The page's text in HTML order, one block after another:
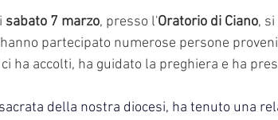
sabato 7 marzo, presso l'Oratorio di Ciano,
partecipato numerose persone
ci ha accolti, ha guidato la preghiera e ha
della nostra diocesi, ha tenuto una